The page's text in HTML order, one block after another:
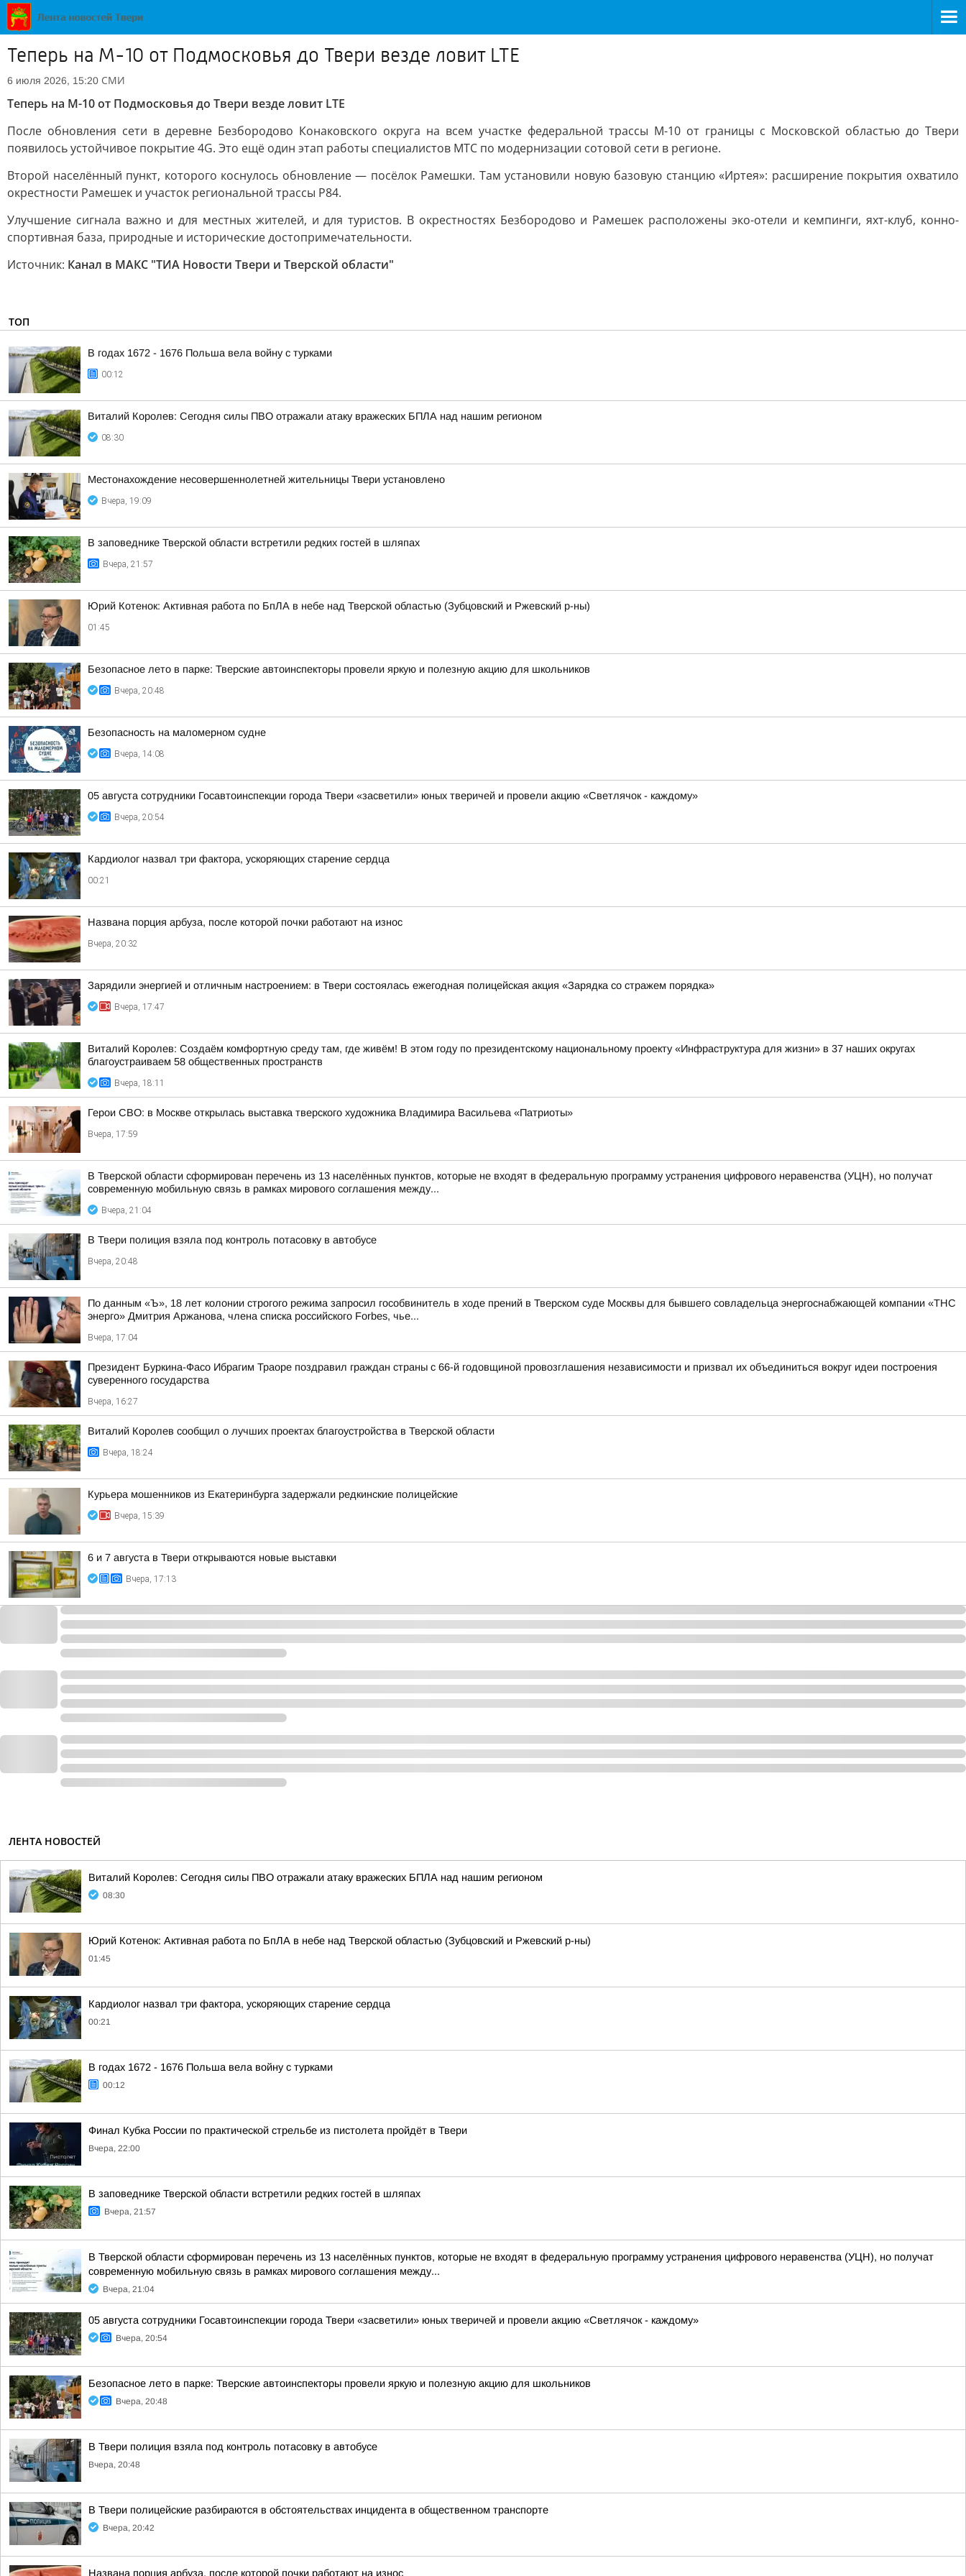
Теперь на М-10 от Подмосковья до Твери везде ловит LTE
6 июля 2026, 15:20 СМИ
Теперь на М-10 от Подмосковья до Твери везде ловит LTE
После обновления сети в деревне Безбородово Конаковского округа на всем участке федеральной трассы М-10 от границы с Московской областью до Твери
появилось устойчивое покрытие 4G. Это ещё один этап работы специалистов МТС по модернизации сотовой сети в регионе.
Второй населённый пункт, которого коснулось обновление — посёлок Рамешки. Там установили новую базовую станцию «Иртея»: расширение покрытия охватило
окрестности Рамешек и участок региональной трассы Р84.
Улучшение сигнала важно и для местных жителей, и для туристов. В окрестностях Безбородово и Рамешек расположены эко-отели и кемпинги, яхт-клуб, конно-
спортивная база, природные и исторические достопримечательности.
Источник: Канал в МАКС "ТИА Новости Твери и Тверской области"
ТОП
В годах 1672 - 1676 Польша вела войну с турками
00:12
Виталий Королев: Сегодня силы ПВО отражали атаку вражеских БПЛА над нашим регионом
08:30
Местонахождение несовершеннолетней жительницы Твери установлено
Вчера, 19:09
В заповеднике Тверской области встретили редких гостей в шляпах
Вчера, 21:57
Юрий Котенок: Активная работа по БпЛА в небе над Тверской областью (Зубцовский и Ржевский р-ны)
01:45
Безопасное лето в парке: Тверские автоинспекторы провели яркую и полезную акцию для школьников
Вчера, 20:48
Безопасность на малoмернoм судне
Вчера, 14:08
05 августа сотрудники Госавтоинспекции города Твери «засветили» юных тверичей и провели акцию «Светлячок - каждому»
Вчера, 20:54
Кардиолог назвал три фактора, ускоряющих старение сердца
00:21
Названа порция арбуза, после которой почки работают на износ
Вчера, 20:32
Зарядили энергией и отличным настроением: в Твери состоялась ежегодная полицейская акция «Зарядка со стражем порядка»
Вчера, 17:47
Виталий Королев: Создаём комфортную среду там, где живём! В этом году по президентскому национальному проекту «Инфраструктура для жизни» в 37 наших округах
благоустраиваем 58 общественных пространств
Вчера, 18:11
Герои СВО: в Москве открылась выставка тверского художника Владимира Васильева «Патриоты»
Вчера, 17:59
В Тверской области сформирован перечень из 13 населённых пунктов, которые не входят в федеральную программу устранения цифрового неравенства (УЦН), но получат
современную мобильную связь в рамках мирового соглашения между...
Вчера, 21:04
В Твери полиция взяла под контроль потасовку в автобусе
Вчера, 20:48
По данным «Ъ», 18 лет колонии строгого режима запросил гособвинитель в ходе прений в Тверском суде Москвы для бывшего совладельца энергоснабжающей компании «ТНС
энерго» Дмитрия Аржанова, члена списка российского Forbes, чье...
Вчера, 17:04
Президент Буркина-Фасо Ибрагим Траоре поздравил граждан страны с 66-й годовщиной провозглашения независимости и призвал их объединиться вокруг идеи построения
суверенного государства
Вчера, 16:27
Виталий Королев сообщил о лучших проектах благоустройства в Тверской области
Вчера, 18:24
Курьера мошенников из Екатеринбурга задержали редкинские полицейские
Вчера, 15:39
6 и 7 августа в Твери открываются новые выставки
Вчера, 17:13
ЛЕНТА НОВОСТЕЙ
Виталий Королев: Сегодня силы ПВО отражали атаку вражеских БПЛА над нашим регионом
08:30
Юрий Котенок: Активная работа по БпЛА в небе над Тверской областью (Зубцовский и Ржевский р-ны)
01:45
Кардиолог назвал три фактора, ускоряющих старение сердца
00:21
В годах 1672 - 1676 Польша вела войну с турками
00:12
Финал Кубка России по практической стрельбе из пистолета пройдёт в Твери
Вчера, 22:00
В заповеднике Тверской области встретили редких гостей в шляпах
Вчера, 21:57
В Тверской области сформирован перечень из 13 населённых пунктов, которые не входят в федеральную программу устранения цифрового неравенства (УЦН), но получат
современную мобильную связь в рамках мирового соглашения между...
Вчера, 21:04
05 августа сотрудники Госавтоинспекции города Твери «засветили» юных тверичей и провели акцию «Светлячок - каждому»
Вчера, 20:54
Безопасное лето в парке: Тверские автоинспекторы провели яркую и полезную акцию для школьников
Вчера, 20:48
В Твери полиция взяла под контроль потасовку в автобусе
Вчера, 20:48
В Твери полицейские разбираются в обстоятельствах инцидента в общественном транспорте
Вчера, 20:42
Названа порция арбуза, после которой почки работают на износ